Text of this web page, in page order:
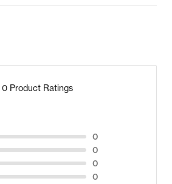
відсутні.
0 Product Ratings
0
0
0
0